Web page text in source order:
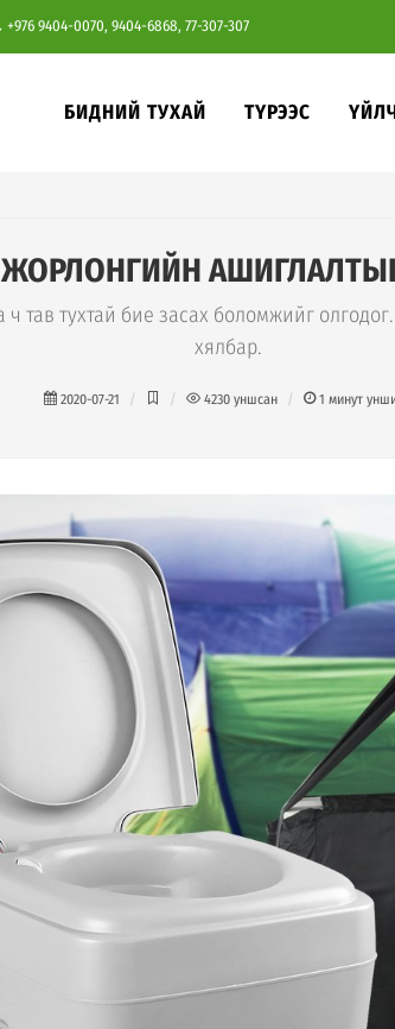
+976 9404-0070, 9404-6868, 77-307-307
БИДНИЙ ТУХАЙ ТҮРЭЭС
тав тухтай бие засах боломжийг
хялбар.
2020-07-21 4230 уншсан 1 минут